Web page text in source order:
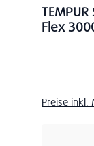
Flex
Preise inkl.